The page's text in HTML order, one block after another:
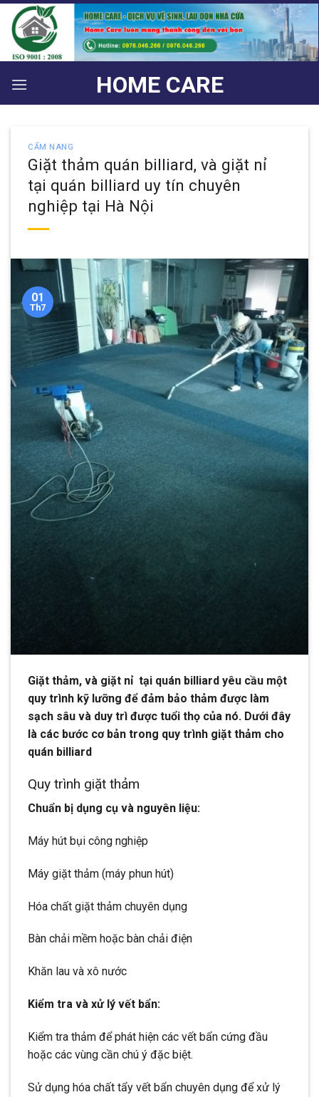
Bỏ
qua
nội
dung
HOME CARE
CẨM NANG
Giặt thảm quán billiard, và giặt nỉ
tại quán billiard uy tín chuyên
nghiệp tại Hà Nội
01
Th7
Giặt thảm, và giặt nỉ tại quán billiard yêu cầu một
quy trình kỹ lưỡng để đảm bảo thảm được làm
sạch sâu và duy trì được tuổi thọ của nó. Dưới đây
là các bước cơ bản trong quy trình giặt thảm cho
quán billiard
Quy trình giặt thảm
Chuẩn bị dụng cụ và nguyên liệu:
Máy hút bụi công nghiệp
Máy giặt thảm (máy phun hút)
Hóa chất giặt thảm chuyên dụng
Bàn chải mềm hoặc bàn chải điện
Khăn lau và xô nước
Kiểm tra và xử lý vết bẩn:
Kiểm tra thảm để phát hiện các vết bẩn cứng đầu
hoặc các vùng cần chú ý đặc biệt.
Sử dụng hóa chất tẩy vết bẩn chuyên dụng để xử lý